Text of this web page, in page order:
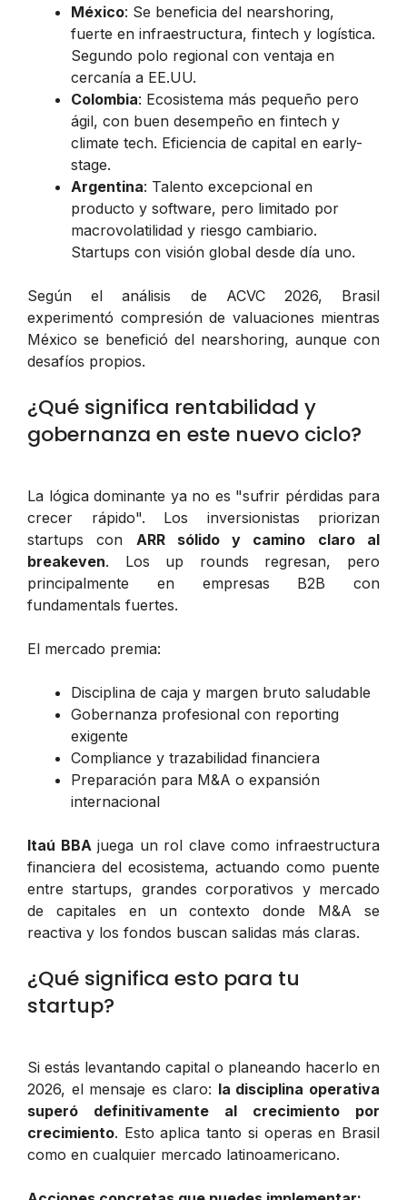
México: Se beneficia del nearshoring,
fuerte en infraestructura, fintech y logística.
Segundo polo regional con ventaja en
cercanía a EE.UU.
Colombia: Ecosistema más pequeño pero
ágil, con buen desempeño en fintech y
climate tech. Eficiencia de capital en early-
stage.
Argentina: Talento excepcional en
producto y software, pero limitado por
macrovolatilidad y riesgo cambiario.
Startups con visión global desde día uno.
Según el análisis de ACVC 2026, Brasil
experimentó compresión de valuaciones mientras
México se benefició del nearshoring, aunque con
desafíos propios.
¿Qué significa rentabilidad y
gobernanza en este nuevo ciclo?
La lógica dominante ya no es "sufrir pérdidas para
crecer rápido". Los inversionistas priorizan
startups con ARR sólido y camino claro al
breakeven. Los up rounds regresan, pero
principalmente en empresas B2B con
fundamentals fuertes.
El mercado premia:
Disciplina de caja y margen bruto saludable
Gobernanza profesional con reporting
exigente
Compliance y trazabilidad financiera
Preparación para M&A o expansión
internacional
Itaú BBA juega un rol clave como infraestructura
financiera del ecosistema, actuando como puente
entre startups, grandes corporativos y mercado
de capitales en un contexto donde M&A se
reactiva y los fondos buscan salidas más claras.
¿Qué significa esto para tu
startup?
Si estás levantando capital o planeando hacerlo en
2026, el mensaje es claro: la disciplina operativa
superó definitivamente al crecimiento por
crecimiento. Esto aplica tanto si operas en Brasil
como en cualquier mercado latinoamericano.